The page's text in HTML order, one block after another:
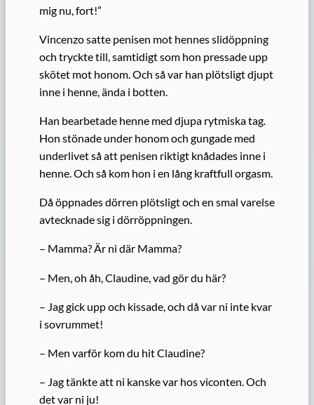
mig nu, fort!”
Vincenzo satte penisen mot hennes slidöppning
och tryckte till, samtidigt som hon pressade upp
skötet mot honom. Och så var han plötsligt djupt
inne i henne, ända i botten.
Han bearbetade henne med djupa rytmiska tag.
Hon stönade under honom och gungade med
underlivet så att penisen riktigt knådades inne i
henne. Och så kom hon i en lång kraftfull orgasm.
Då öppnades dörren plötsligt och en smal varelse
avtecknade sig i dörröppningen.
– Mamma? Är ni där Mamma?
– Men, oh åh, Claudine, vad gör du här?
– Jag gick upp och kissade, och då var ni inte kvar
i sovrummet!
– Men varför kom du hit Claudine?
– Jag tänkte att ni kanske var hos viconten. Och
det var ni ju!